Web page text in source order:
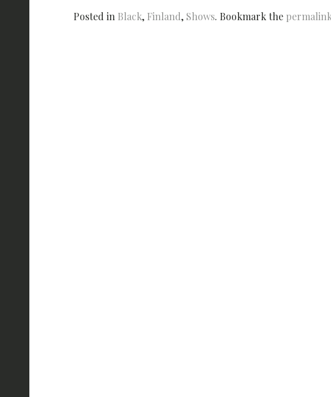
Posted in Black, Finland, Shows. Bookmark the